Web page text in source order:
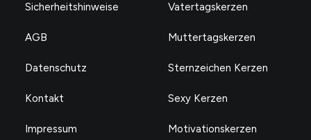
Sicherheitshinweise
AGB
Datenschutz
Kontakt
Impressum
Vatertagskerzen
Muttertagskerzen
Sternzeichen Kerzen
Sexy Kerzen
Motivationskerzen